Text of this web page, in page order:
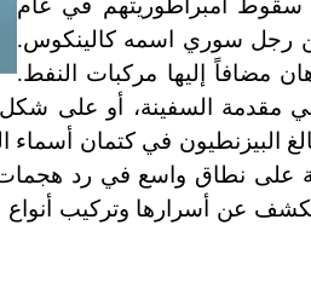
سقوط امبراطوريتهم في عام
من رجل سوري اسمه كالينكوس.
مضافاً إليها مركبات النفط.
السفينة، أو على
البيزنطيون في كتمان أسماء
على نطاق واسع في رد
عن أسرارها وتركيب أنواع